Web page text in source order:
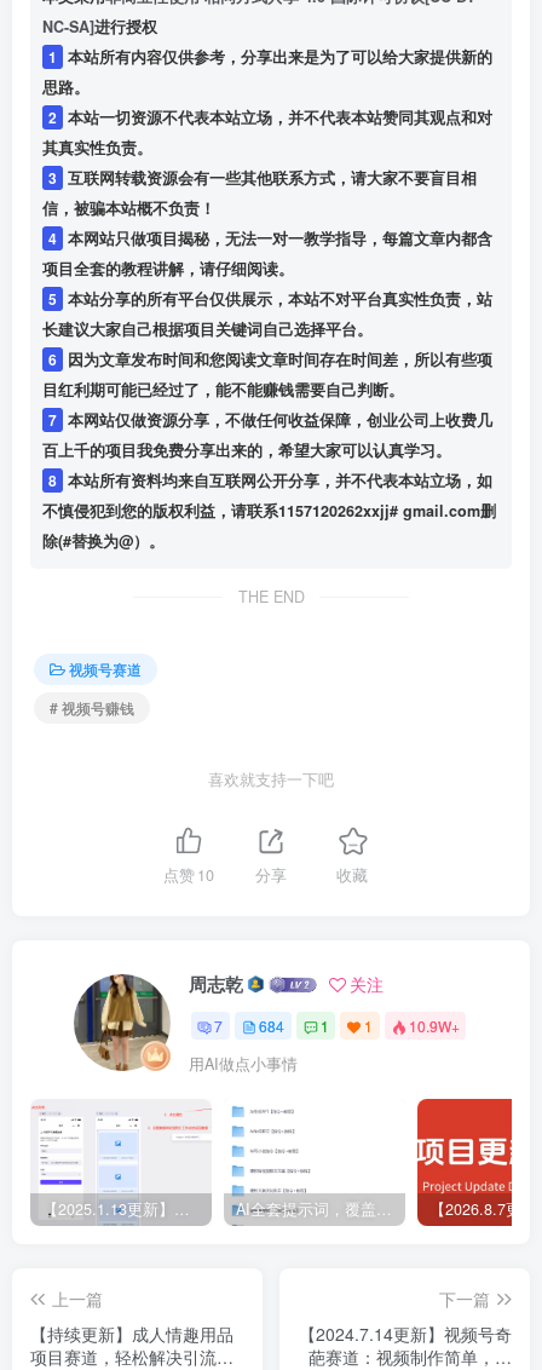
NC-SA]进行授权
1
本站所有内容仅供参考，分享出来是为了可以给大家提供新的
思路。
2 本站一切资源不代表本站立场，并不代表本站赞同其观点和对
其真实性负责。
3 互联网转载资源会有一些其他联系方式，请大家不要盲目相
信，被骗本站概不负责！
4 本网站只做项目揭秘，无法一对一教学指导，每篇文章内都含
项目全套的教程讲解，请仔细阅读。
5 本站分享的所有平台仅供展示，本站不对平台真实性负责，站
长建议大家自己根据项目关键词自己选择平台。
6 因为文章发布时间和您阅读文章时间存在时间差，所以有些项
目红利期可能已经过了，能不能赚钱需要自己判断。
7 本网站仅做资源分享，不做任何收益保障，创业公司上收费几
百上千的项目我免费分享出来的，希望大家可以认真学习。
8 本站所有资料均来自互联网公开分享，并不代表本站立场，如
不慎侵犯到您的版权利益，请联系1157120262xxjj# gmail.com删
除(#替换为@）。
THE END
视频号赛道
# 视频号赚钱
喜欢就支持一下吧
点赞10 分享 收藏
周志乾 关注
7 684 1 1 10.9W+
用AI做点小事情
【2025.1.13更新】Coze应用实战 如何利用coze应用功能，开发一个小程序，并发布到微信 AI全套提示词，覆盖微头条、小说、短视频脚本等32+创作场景
上一篇
【持续更新】成人情趣用品
项目赛道，轻松解决引流获
下一篇
【2024.7.14更新】视频号奇
葩赛道：视频制作简单，自